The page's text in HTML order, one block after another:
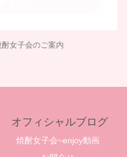
酎女子会のご案内
オフィシャルブログ
焼酎女子会~enjoy動画